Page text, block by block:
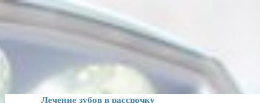
Лечение зубов в рассрочку